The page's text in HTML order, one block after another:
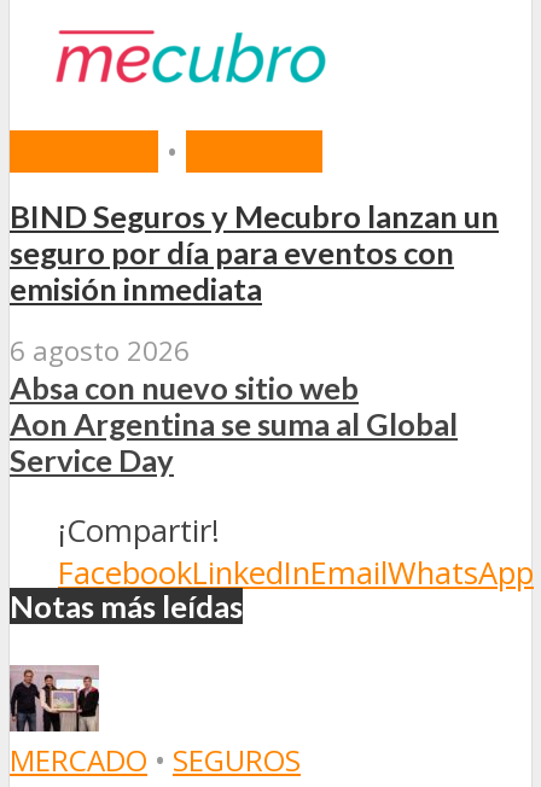
•
BIND Seguros y Mecubro lanzan un
seguro por día para eventos con
emisión inmediata
6 agosto 2026
Absa con nuevo sitio web
Aon Argentina se suma al Global
Service Day
¡Compartir!
FacebookLinkedInEmailWhatsApp
Notas más leídas
MERCADO • SEGUROS